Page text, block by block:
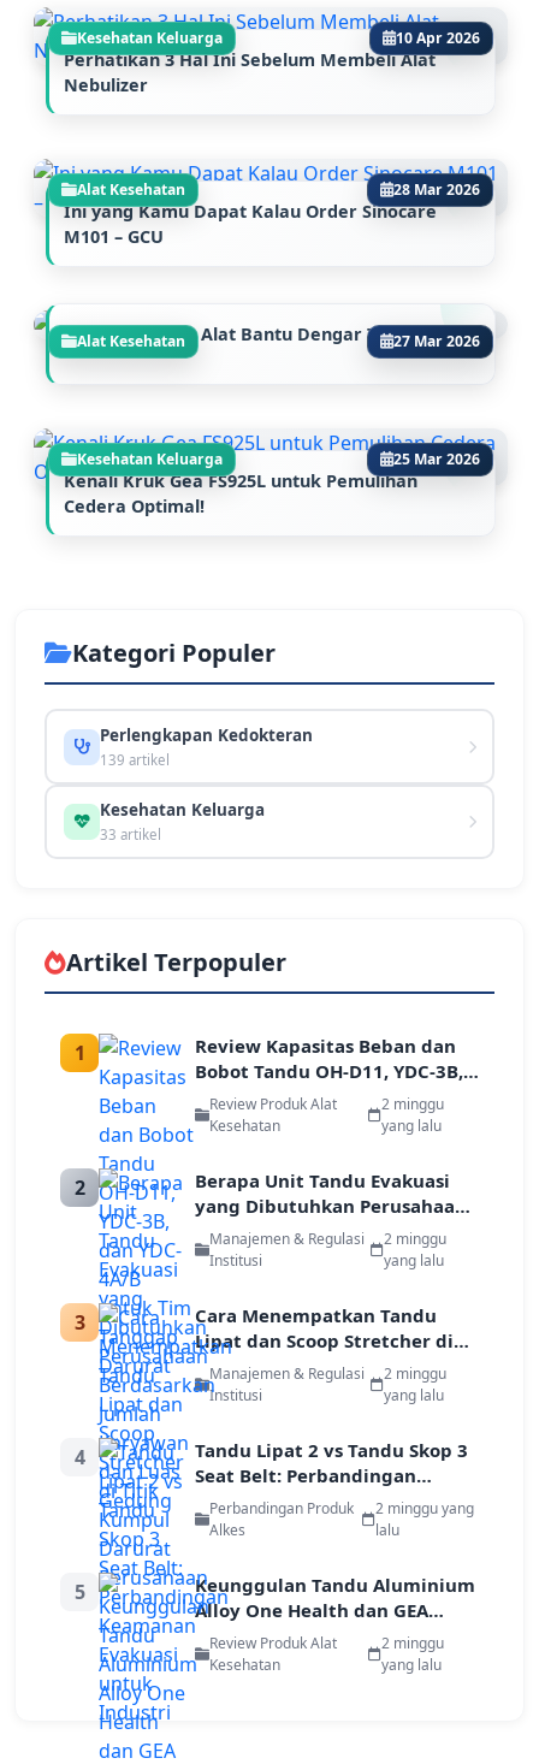
Kesehatan Keluarga 10 Apr 2026
Perhatikan 3 Hal Ini Sebelum Membeli Alat
Nebulizer
Alat Kesehatan 28 Mar 2026
Ini yang Kamu Dapat Kalau Order Sinocare
M101 – GCU
Alat Kesehatan 27 Mar 2026
Rekomendasi 3 Alat Bantu Dengar Terbaik 2025
Kesehatan Keluarga 25 Mar 2026
Kenali Kruk Gea FS925L untuk Pemulihan
Cedera Optimal!
Kategori Populer
Perlengkapan Kedokteran
139 artikel
Kesehatan Keluarga
33 artikel
Artikel Terpopuler
1
Review Kapasitas Beban dan
Bobot Tandu OH-D11, YDC-3B,
dan YDC-4A/B untuk Tim
Tanggap Darurat
Review Produk Alat
Kesehatan
2 minggu
yang lalu
2
Berapa Unit Tandu Evakuasi
yang Dibutuhkan Perusahaan
Berdasarkan Jumlah Karyawan
dan Luas Gedung
Manajemen & Regulasi
Institusi
2 minggu
yang lalu
3
Cara Menempatkan Tandu
Lipat dan Scoop Stretcher di
Titik Kumpul Darurat
Perusahaan
Manajemen & Regulasi
Institusi
2 minggu
yang lalu
4
Tandu Lipat 2 vs Tandu Skop 3
Seat Belt: Perbandingan
Keamanan Evakuasi untuk
Industri
Perbandingan Produk
Alkes
2 minggu yang
lalu
5
Keunggulan Tandu Aluminium
Alloy One Health dan GEA
untuk Evakuasi Pekerja di Area
Terbatas
Review Produk Alat
Kesehatan
2 minggu
yang lalu